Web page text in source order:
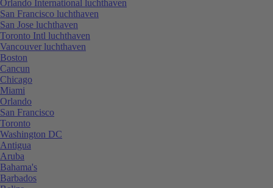
Orlando International luchthaven
San Francisco luchthaven
San Jose luchthaven
Toronto Intl luchthaven
Vancouver luchthaven
Boston
Cancun
Chicago
Miami
Orlando
San Francisco
Toronto
Washington DC
Antigua
Aruba
Bahama's
Barbados